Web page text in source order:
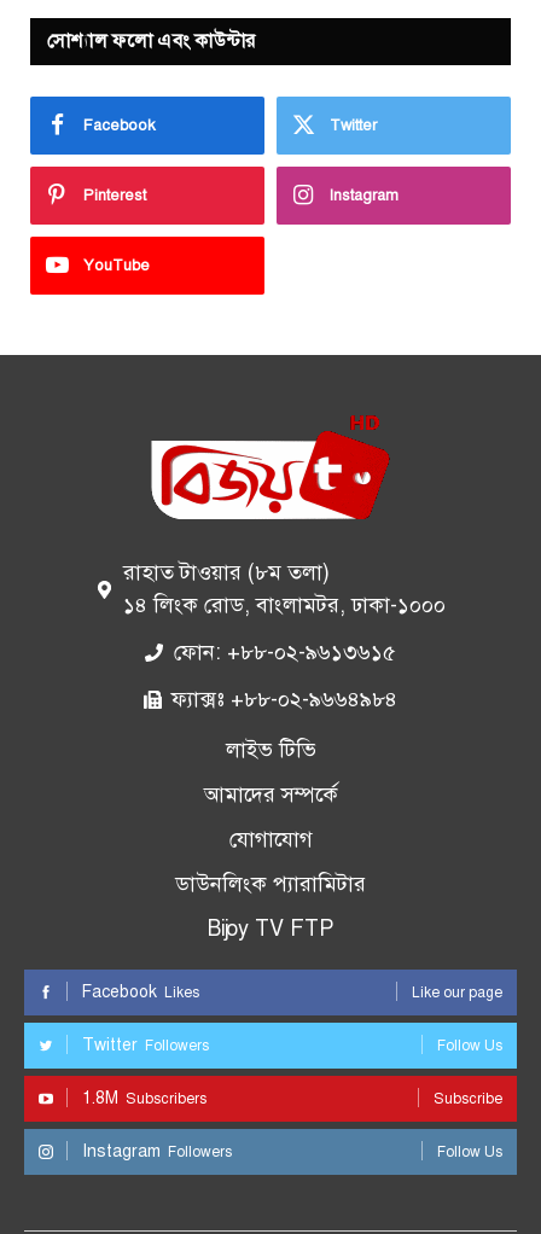
সোশ্যাল ফলো এবং কাউন্টার
Facebook Twitter
Pinterest Instagram
YouTube
রাহাত টাওয়ার (৮ম তলা)
১৪ লিংক রোড, বাংলামটর, ঢাকা-১০০০
ফোন: +৮৮-০২-৯৬১৩৬১৫
ফ্যাক্সঃ +৮৮-০২-৯৬৬৪৯৮৪
লাইভ টিভি
আমাদের সম্পর্কে
যোগাযোগ
ডাউনলিংক প্যারামিটার
Bijoy TV FTP
Facebook Likes Like our page
Twitter Followers Follow Us
1.8M Subscribers Subscribe
Instagram Followers Follow Us